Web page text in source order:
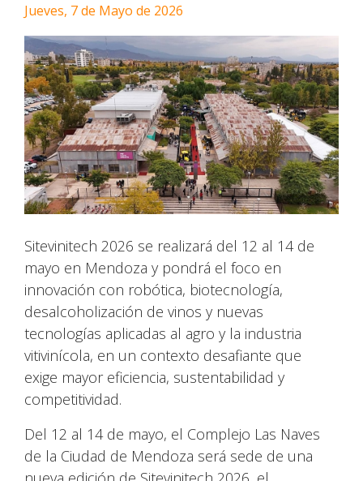
Jueves, 7 de Mayo de 2026
Sitevinitech 2026 se realizará del 12 al 14 de
mayo en Mendoza y pondrá el foco en
innovación con robótica, biotecnología,
desalcoholización de vinos y nuevas
tecnologías aplicadas al agro y la industria
vitivinícola, en un contexto desafiante que
exige mayor eficiencia, sustentabilidad y
competitividad.
Del 12 al 14 de mayo, el Complejo Las Naves
de la Ciudad de Mendoza será sede de una